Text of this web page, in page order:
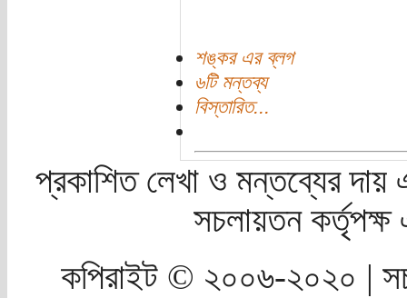
শঙ্কর এর ব্লগ
৬টি মন্তব্য
বিস্তারিত...
প্রকাশিত লেখা ও মন্তব্যের দায়
সচলায়তন
কপিরাইট © ২০০৬-২০২০ |